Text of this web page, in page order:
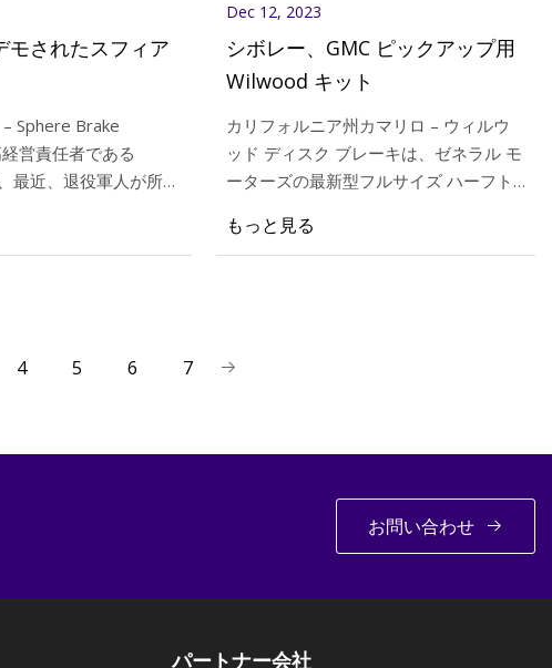
モされたスフィア
営責任者である
最近、退役軍人が所有
うに Linkedin に投稿
Dec 12, 2023
シボレー、GMC ピックアップ用
Wilwood キット
カリフォルニア州カマリロ – ウィルウ
ッド ディスク ブレーキは、ゼネラル モ
ーターズの最新型フルサイズ ハーフト
直接取り付けのボルトオン ブレーキ ア
もっと見る
4 5 6 7
お問い合わせ
パートナー会社